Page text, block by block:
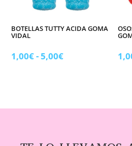
BOTELLAS TUTTY ACIDA GOMA
VIDAL
1,00€-5,00€Rango
1,00€